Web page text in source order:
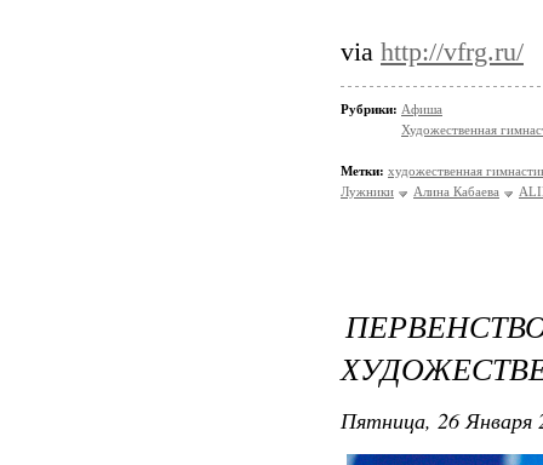
via http://vfrg.ru/
Рубрики: Афиша
Художественная
Метки: художественная
Лужники
Алина Кабаева
Пятница, 26 Января